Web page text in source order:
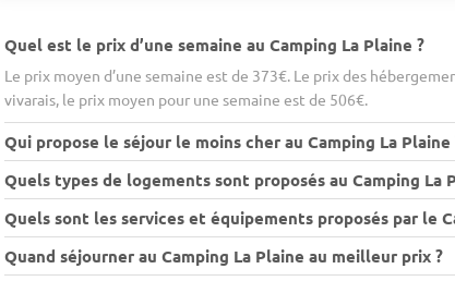
Quel est le prix d’une semaine au Camping La Plaine ?
Le prix moyen d’une semaine est de 373€. Le prix des
vivarais, le prix moyen pour une semaine est de 506€.
Qui propose le séjour le moins cher au Camping La Plaine
Quels types de logements sont proposés au Camping La
Quels sont les services et équipements proposés par le
Quand séjourner au Camping La Plaine au meilleur prix ?